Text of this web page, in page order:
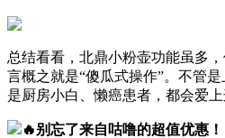
总结看看，北鼎小粉壶功能虽多
言概之就是“傻瓜式操作”。不管
是厨房小白、懒癌患者，都会爱
🔥别忘了来自咕噜的超值优惠！